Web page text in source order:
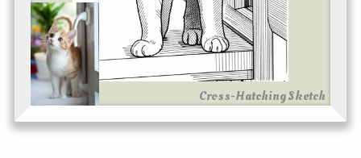
Cross-Hatching Sketch